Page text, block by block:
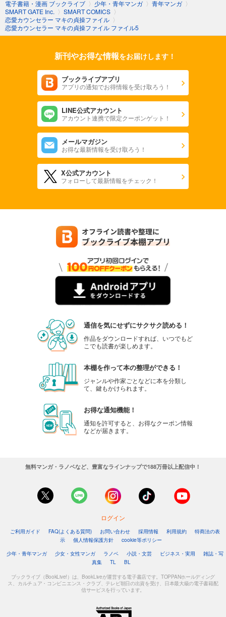
電子書籍・漫画 ブックライブ 〉 少年・青年マンガ 〉 青年マンガ 〉
SMART GATE Inc. 〉 SMART COMICS 〉
恋愛カウンセラー マキの貞操ファイル 〉
恋愛カウンセラー マキの貞操ファイル ファイル5
新刊やお得な情報をお届けします！
ブックライブアプリ
アプリの通知でお得情報を受け取ろう！
LINE公式アカウント
アカウント連携で限定クーポンゲット！
メールマガジン
お得な最新情報を受け取ろう！
X公式アカウント
フォローして最新情報をチェック！
通信を気にせずにサクサク読める！
作品をダウンロードすれば、いつでもど
こでも読書が楽しめます。
本棚を作って本の整理ができる！
ジャンルや作家ごとなどに本を分類し
て、鍵もかけられます。
お得な通知機能！
通知を許可すると、お得なクーポン情報
などが届きます。
無料マンガ・ラノベなど、豊富なラインナップで188万冊以上配信中！
ログイン
ご利用ガイド FAQ(よくある質問) お問い合わせ 採用情報 利用規約
特商法の表
示
個人情報保護方針
cookie等ポリシー
少年・青年マンガ
少女・女性マンガ ラノベ 小説・文芸 ビジネス・実用
雑誌・写
真集
TL BL
ブックライブ（BookLive!）は、BookLiveが運営する電子書店です。TOPPANホールディング
ス、カルチュア・コンビニエンス・クラブ、テレビ朝日の出資を受け、日本最大級の電子書籍配
信サービスを行っています。